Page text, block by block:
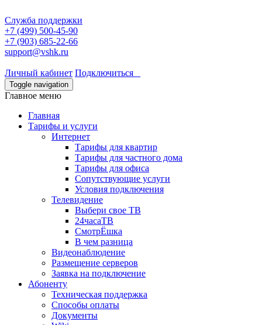
Служба поддержки
+7 (499) 500-45-90
+7 (903) 685-22-66
support@vshk.ru
Личный кабинет Подключиться
Toggle navigation
Главное меню
Главная
Тарифы и услуги
Интернет
Тарифы для квартир
Тарифы для частного дома
Тарифы для офиса
Сопутствующие услуги
Условия подключения
Телевидение
Выбери свое ТВ
24часаТВ
СмотрЁшка
В чем разница
Видеонаблюдение
Размещение серверов
Заявка на подключение
Абоненту
Техническая поддержка
Способы оплаты
Документы